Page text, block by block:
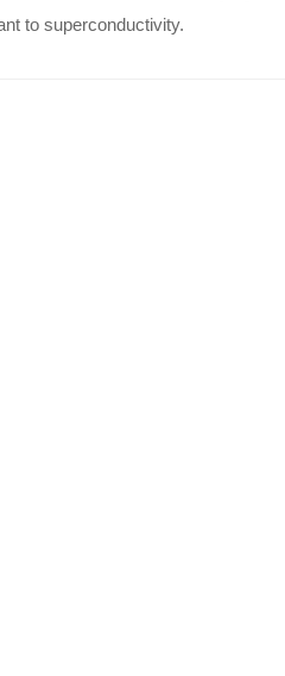
to superconductivity.